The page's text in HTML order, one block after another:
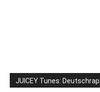
JUICEY Tunes: Deutschrap